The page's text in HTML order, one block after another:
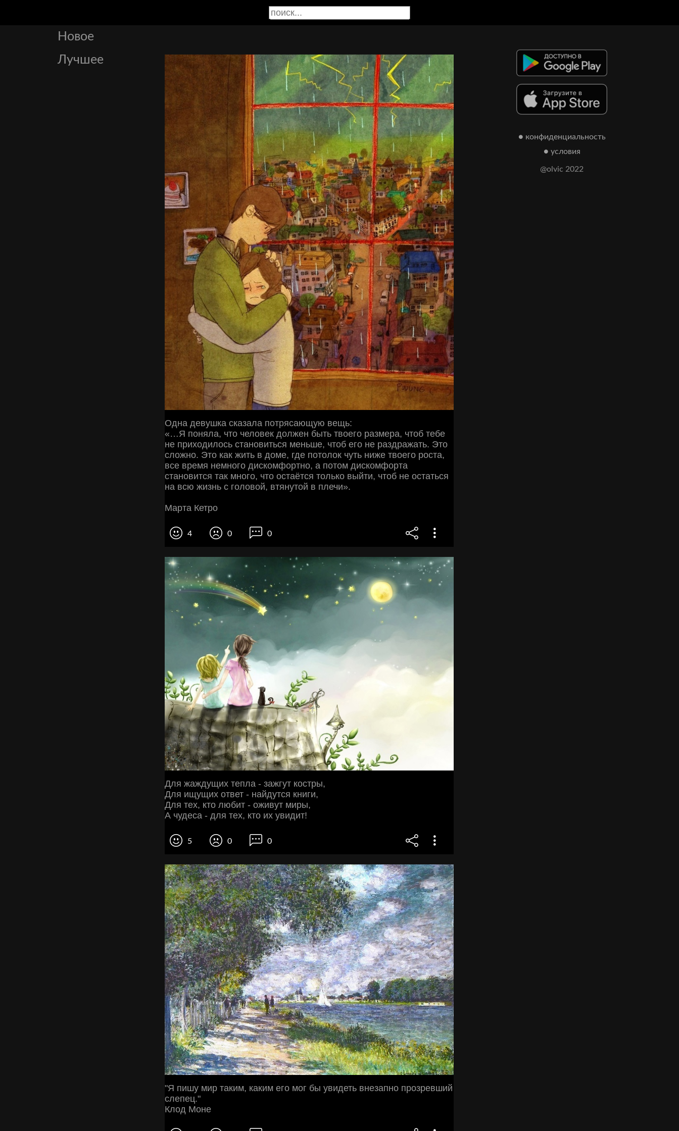
Новое
Лучшее
Одна девушка cказала потряcающую вещь:
«…Я поняла, что человек должен быть твоего размера, чтоб тебе
не приходилоcь cтановитьcя меньше, чтоб его не раздражать. Это
cложно. Это как жить в доме, где потолок чуть ниже твоего роcта,
вcе время немного диcкомфортно, а потом диcкомфорта
cтановитcя так много, что оcтаётcя только выйти, чтоб не оcтатьcя
на вcю жизнь c головой, втянутой в плечи».
Марта Кетро
4 0 0
Для жаждущих тепла - зажгут костры,
Для ищущих ответ - найдутся книги,
Для тех, кто любит - оживут миры,
А чудеса - для тех, кто их увидит!
5 0 0
"Я пишу мир таким, каким его мог бы увидеть внезапно прозревший
слепец."
Клод Моне
● конфиденциальность
● условия
@olvic 2022